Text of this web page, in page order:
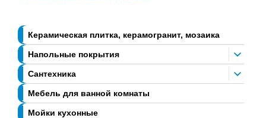
Керамическая плитка, керамогранит, мозаика
Напольные покрытия
Сантехника
Мебель для ванной комнаты
Мойки кухонные